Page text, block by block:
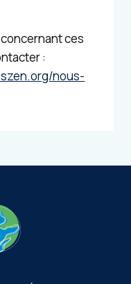
ces
:
nous-